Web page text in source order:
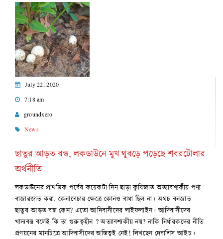
July 22, 2020
7:18 am
groundxero
News
ছাতুর আড়ত বন্ধ, লকডাউনে মুখ থুবড়ে পড়েছে শবরটোলার
অর্থনীতি
লকডাউনের প্রাথমিক পর্বের কয়েকটা দিন ছাড়া কৃষিজাত অত্যাবশ্যকীয় পণ্য
বাজারজাত করা, কেনাবেচার ক্ষেত্রে কোনও বাধা ছিল না। অথচ বনজাত
ছাতুর আড়ত বন্ধ কেন? এতো আদিবাসীদের লাইফলাইন। আদিবাসীদের
খাদ্যবস্তু বলেই কি তা গুরুত্বহীন ? অত্যাবশ্যকীয় নয়? নাকি নির্ধারকদের নীতি
প্রণয়নের মানচিত্রে আদিবাসীদের অস্তিত্বই নেই! লিখছেন দেবাশিস আইচ।